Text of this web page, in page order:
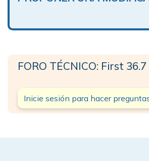
FORO TÉCNICO: First 36.7
Inicie sesión para hacer